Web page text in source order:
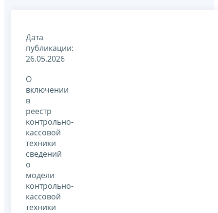
Дата
публикации:
26.05.2026
О
включении
в
реестр
контрольно-
кассовой
техники
сведений
о
модели
контрольно-
кассовой
техники